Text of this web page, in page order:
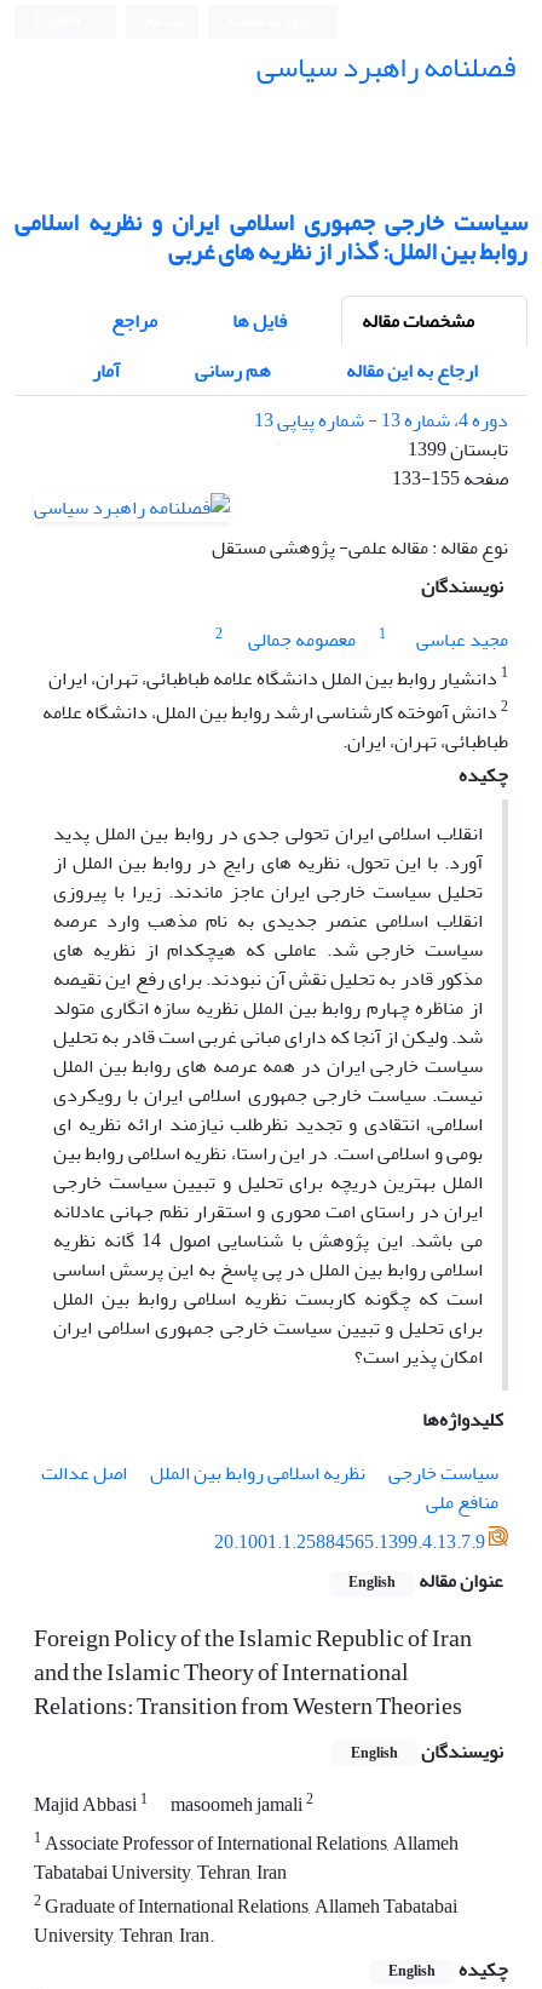
فصلنامه راهبرد سیاسی
سیاست خارجی جمهوری اسلامی ایران و نظریه اسلامی
روابط بین الملل: گذار از نظریه های غربی
مشخصات مقاله فایل ها
مراجع
ارجاع به این مقاله
هم رسانی
آمار
دوره 4، شماره 13 - شماره پیاپی 13
تابستان 1399
صفحه133-155
نوع مقاله : مقاله علمی- پژوهشی مستقل
نویسندگان
مجید عباسی
1 معصومه جمالی
2
1 دانشیار روابط بین الملل دانشگاه علامه طباطبائی، تهران، ایران
2دانش آموخته کارشناسی ارشد روابط بین الملل، دانشگاه علامه
طباطبائی، تهران، ایران.
چکیده
انقلاب اسلامی ایران تحولی جدی در روابط بین الملل پدید
آورد. با این تحول، نظریه های رایج در روابط بین الملل از
تحلیل سیاست خارجی ایران عاجز ماندند. زیرا با پیروزی
انقلاب اسلامی عنصر جدیدی به نام مذهب وارد عرصه
سیاست خارجی شد. عاملی که هیچکدام از نظریه های
مذکور قادر به تحلیل نقش آن نبودند. برای رفع این نقیصه
از مناظره چهارم روابط بین الملل نظریه سازه انگاری متولد
شد. ولیکن از آنجا که دارای مبانی غربی است قادر به تحلیل
سیاست خارجی ایران در همه عرصه های روابط بین الملل
نیست. سیاست خارجی جمهوری اسلامی ایران با رویکردی
اسلامی، انتقادی و تجدید نظرطلب نیازمند ارائه نظریه ای
بومی و اسلامی است. در این راستا، نظریه اسلامی روابط بین
الملل بهترین دریچه برای تحلیل و تبیین سیاست خارجی
ایران در راستای امت محوری و استقرار نظم جهانی عادلانه
می باشد. این پژوهش با شناسایی اصول 14 گانه نظریه
اسلامی روابط بین الملل در پی پاسخ به این پرسش اساسی
است که چگونه کاربست نظریه اسلامی روابط بین الملل
برای تحلیل و تبیین سیاست خارجی جمهوری اسلامی ایران
امکان پذیر است؟
کلیدواژه‌ها
سیاست خارجی
نظریه اسلامی روابط بین الملل
اصل عدالت
منافع ملی
20.1001.1.25884565.1399.4.13.7.9
عنوان مقاله
English
Foreign Policy of the Islamic Republic of Iran
and the Islamic Theory of International
Relations: Transition from Western Theories
نویسندگان English
Majid Abbasi1 masoomeh jamali2
1Associate Professor of International Relations, Allameh
Tabatabai University, Tehran, Iran
2Graduate of International Relations, Allameh Tabatabai
University, Tehran, Iran.
چکیده
English